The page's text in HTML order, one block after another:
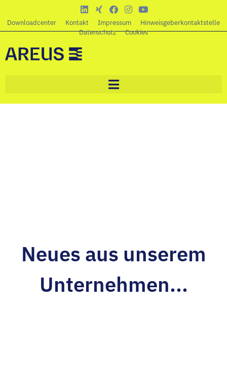
Downloadcenter Kontakt Impressum
Hinweisgeberkontaktstelle
Datenschutz
Cookies
Neues aus unserem
Unternehmen...